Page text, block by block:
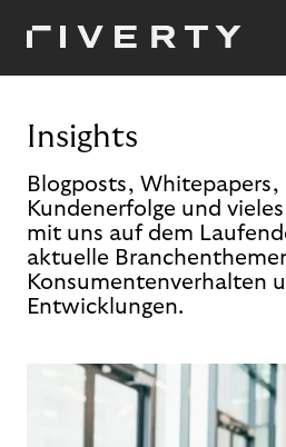
Insights
Blogposts, Whitepapers,
Kundenerfolge und
mit uns auf dem
aktuelle
Konsumentenverhalten
Entwicklungen.